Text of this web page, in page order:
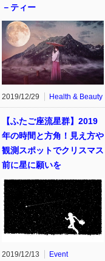
－ティー
2019/12/29 Health & Beauty
【ふたご座流星群】2019
年の時間と方角！見え方や
観測スポットでクリスマス
前に星に願いを
2019/12/13 Event